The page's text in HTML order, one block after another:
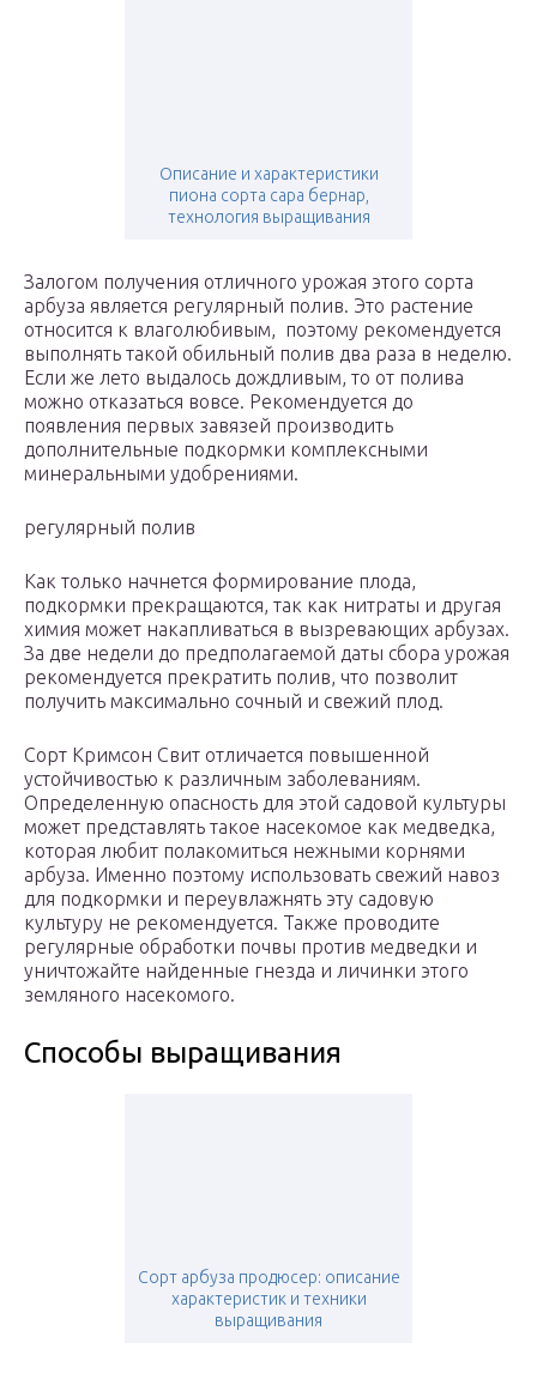
Описание и характеристики
пиона сорта сара бернар,
технология выращивания
Залогом получения отличного урожая этого сорта
арбуза является регулярный полив. Это растение
относится к влаголюбивым, поэтому рекомендуется
выполнять такой обильный полив два раза в неделю.
Если же лето выдалось дождливым, то от полива
можно отказаться вовсе. Рекомендуется до
появления первых завязей производить
дополнительные подкормки комплексными
минеральными удобрениями.
регулярный полив
Как только начнется формирование плода,
подкормки прекращаются, так как нитраты и другая
химия может накапливаться в вызревающих арбузах.
За две недели до предполагаемой даты сбора урожая
рекомендуется прекратить полив, что позволит
получить максимально сочный и свежий плод.
Сорт Кримсон Свит отличается повышенной
устойчивостью к различным заболеваниям.
Определенную опасность для этой садовой культуры
может представлять такое насекомое как медведка,
которая любит полакомиться нежными корнями
арбуза. Именно поэтому использовать свежий навоз
для подкормки и переувлажнять эту садовую
культуру не рекомендуется. Также проводите
регулярные обработки почвы против медведки и
уничтожайте найденные гнезда и личинки этого
земляного насекомого.
Способы выращивания
Сорт арбуза продюсер: описание
характеристик и техники
выращивания